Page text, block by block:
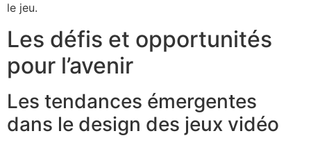
le jeu.
Les défis et opportunités
pour l’avenir
Les tendances émergentes
dans le design des jeux vidéo